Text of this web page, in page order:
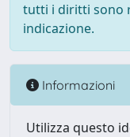
tutti i diritti sono
indicazione.
Informazioni
Utilizza questo